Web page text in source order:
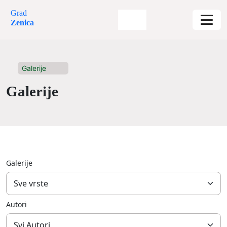
Grad
Zenica
Galerije
Galerije
Galerije
Autori